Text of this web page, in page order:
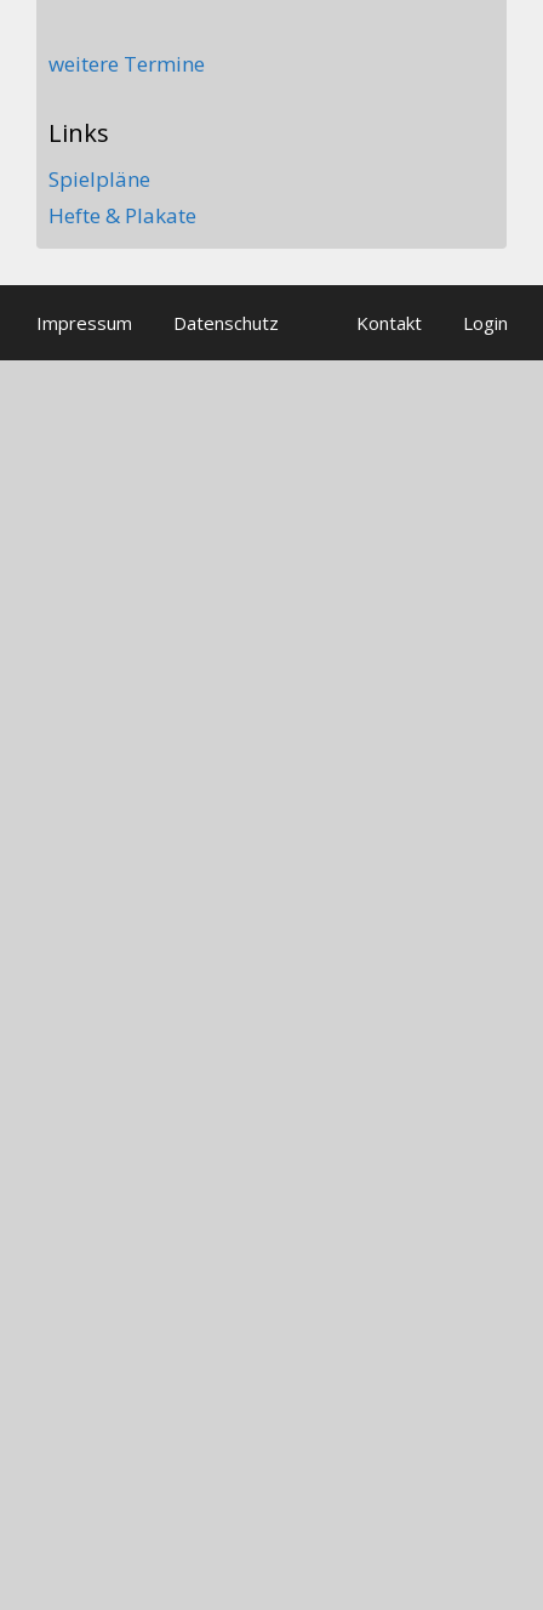
weitere Termine
Links
Spielpläne
Hefte & Plakate
Impressum Datenschutz Kontakt Login